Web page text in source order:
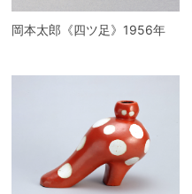
岡本太郎《四ツ足》1956年